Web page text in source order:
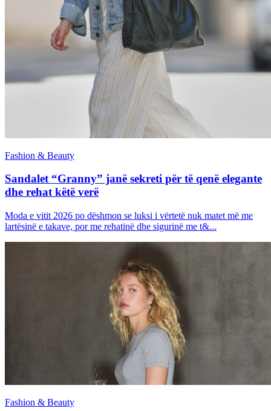
Fashion & Beauty
Sandalet “Granny” janë sekreti për të qenë elegante
dhe rehat këtë verë
Moda e vitit 2026 po dëshmon se luksi i vërtetë nuk matet më me
lartësinë e takave, por me rehatinë dhe sigurinë me t&...
Fashion & Beauty